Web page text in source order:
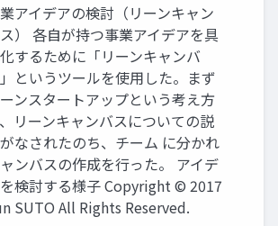
アイデアの検討（リーンキャン
） 各自が持つ事業アイデアを具
するために「リーンキャンバ
というツールを使用した。まず
ンスタートアップという考え方
リーンキャンバスについての説
なされたのち、チーム に分かれ
ンバスの作成を行った。 アイデ
検討する様子 Copyright © 2017
SUTO All Rights Reserved.